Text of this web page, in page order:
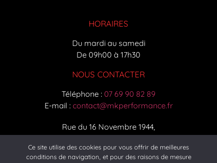
HORAIRES
Du mardi au samedi
De 09h00 à 17h30
NOUS CONTACTER
Téléphone : 07 69 90 82 89
E-mail : contact@mkperformance.fr
Rue du 16 Novembre 1944,
25260 Colombier-Fontaine
Plan du site|Mentions Légales et politique de confidentialité
Ce site utilise des cookies pour vous offrir de meilleures
conditions de navigation, et pour des raisons de mesure